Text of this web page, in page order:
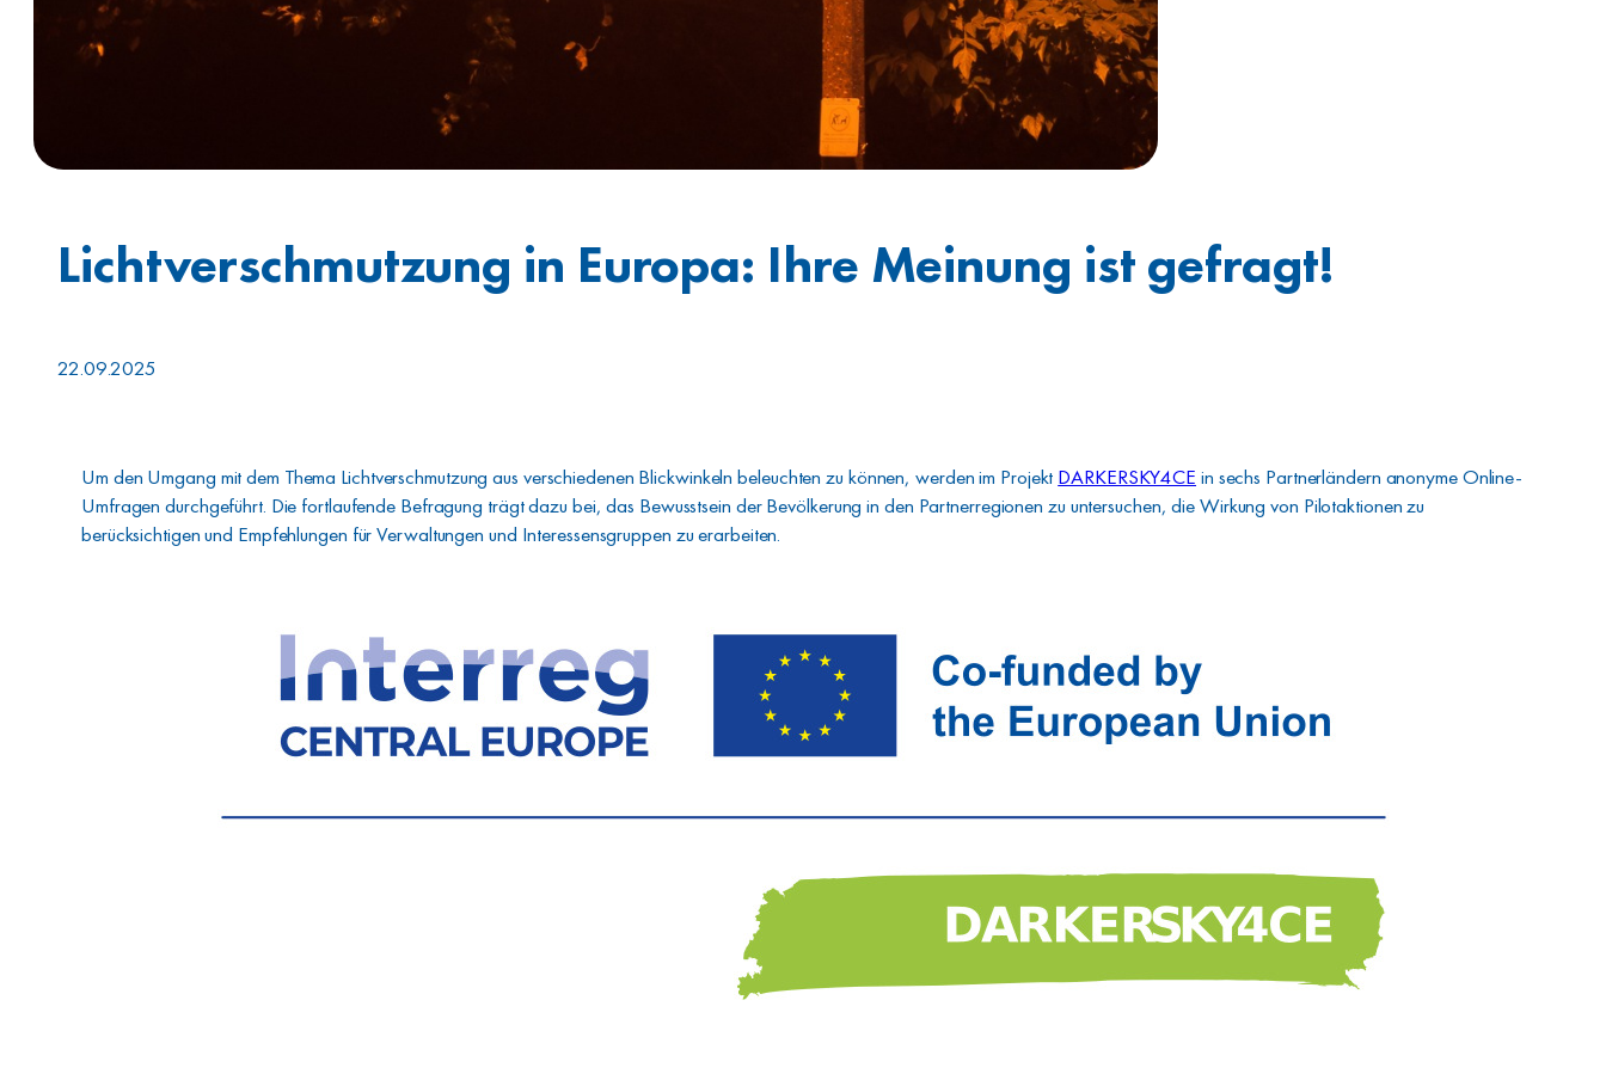
Lichtverschmutzung in Europa: Ihre Meinung ist gefragt!
22.09.2025
Um den Umgang mit dem Thema Lichtverschmutzung aus verschiedenen Blickwinkeln beleuchten zu können, werden im Projekt DARKERSKY4CE in sechs Partnerländern anonyme Online-
Umfragen durchgeführt. Die fortlaufende Befragung trägt dazu bei, das Bewusstsein der Bevölkerung in den Partnerregionen zu untersuchen, die Wirkung von Pilotaktionen zu
berücksichtigen und Empfehlungen für Verwaltungen und Interessensgruppen zu erarbeiten.